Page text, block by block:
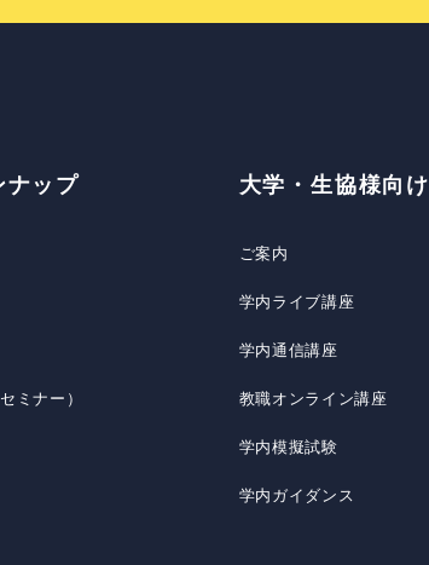
ナップ
ミナー）
大学・生協様向け
ご案内
学内ライブ講座
学内通信講座
教職オンライン講座
学内模擬試験
学内ガイダンス